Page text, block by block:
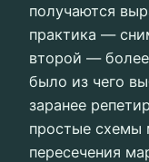
получаются
практика —
второй —
было из чего
заранее
простые схемы
пересечения